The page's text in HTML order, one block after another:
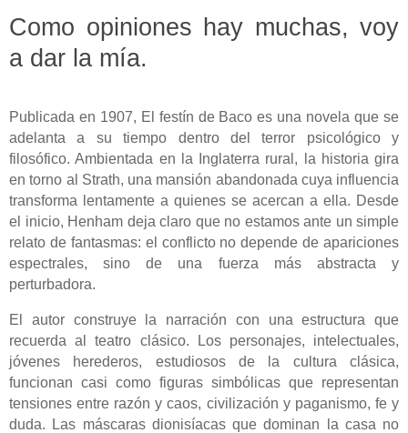
Como opiniones hay muchas, voy
a dar la mía.
Publicada en 1907, El festín de Baco es una novela que se
adelanta a su tiempo dentro del terror psicológico y
filosófico. Ambientada en la Inglaterra rural, la historia gira
en torno al Strath, una mansión abandonada cuya influencia
transforma lentamente a quienes se acercan a ella. Desde
el inicio, Henham deja claro que no estamos ante un simple
relato de fantasmas: el conflicto no depende de apariciones
espectrales, sino de una fuerza más abstracta y
perturbadora.
El autor construye la narración con una estructura que
recuerda al teatro clásico. Los personajes, intelectuales,
jóvenes herederos, estudiosos de la cultura clásica,
funcionan casi como figuras simbólicas que representan
tensiones entre razón y caos, civilización y paganismo, fe y
duda. Las máscaras dionisíacas que dominan la casa no